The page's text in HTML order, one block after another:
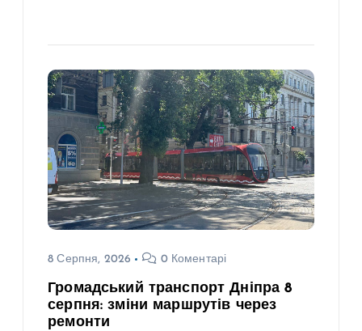
8 Серпня, 2026 0 Коментарі
Громадський транспорт Дніпра 8
серпня: зміни маршрутів через
ремонти